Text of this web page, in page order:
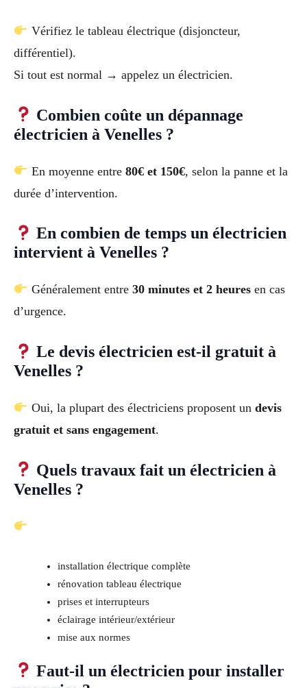
Vérifiez le tableau électrique (disjoncteur,
différentiel).
Si tout est normal → appelez un électricien.
Combien coûte un dépannage
électricien à Venelles ?
En moyenne entre 80€ et 150€, selon la panne et la
durée d’intervention.
En combien de temps un électricien
intervient à Venelles ?
Généralement entre 30 minutes et 2 heuresen cas
d’urgence.
Le devis électricien est-il gratuit à
Venelles ?
Oui, la plupart des électriciens proposent un devis
gratuit et sans engagement.
Quels travaux fait un électricien à
Venelles ?
installation électrique complète
rénovation tableau électrique
prises et interrupteurs
éclairage intérieur/extérieur
mise aux normes
Faut-il un électricien pour installer